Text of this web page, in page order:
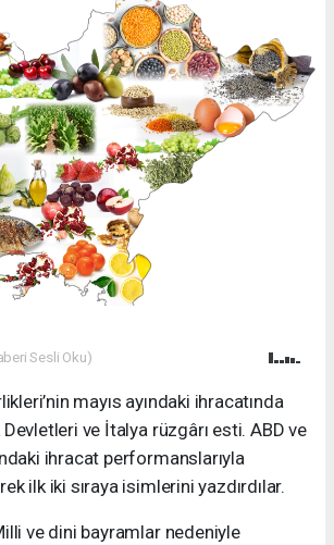
Sesli Oku)
mayıs ayındaki ihracatında
ve İtalya rüzgârı esti. ABD ve
ihracat performanslarıyla
ilk iki sıraya isimlerini yazdırdılar.
ve dini bayramlar nedeniyle